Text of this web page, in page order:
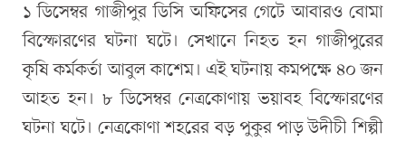
১ ডিসেম্বর গাজীপুর ডিসি অফিসের গেটে আবারও বোমা
বিস্ফোরণের ঘটনা ঘটে। সেখানে নিহত হন গাজীপুরের
কৃষি কর্মকর্তা আবুল কাশেম। এই ঘটনায় কমপক্ষে ৪০ জন
আহত হন। ৮ ডিসেম্বর নেত্রকোণায় ভয়াবহ বিস্ফোরণের
ঘটনা ঘটে। নেত্রকোণা শহরের বড় পুকুর পাড় উদীচী শিল্পী